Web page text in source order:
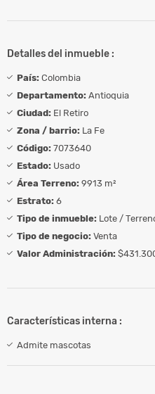
Detalles del inmueble :
País: Colombia
Departamento: Antioquia
Ciudad: El Retiro
Zona / barrio: La Fe
Código: 7073640
Estado: Usado
Área Terreno: 9913 m²
Estrato: 6
Tipo de inmueble: Lote /
Tipo de negocio: Venta
Valor Administración:
Características interna :
Admite mascotas